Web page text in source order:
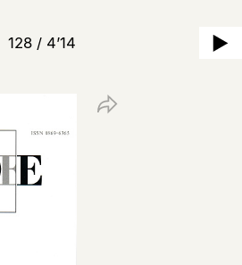
128 / 4’14